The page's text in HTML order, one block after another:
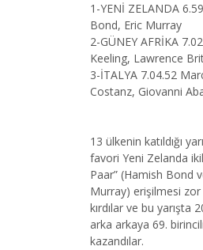
1-YENİ ZELANDA
Bond, Eric Murray
2-GÜNEY AFRİKA
Keeling, Lawrence
3-İTALYA 7.04.52
Costanz, Giovanni
13 ülkenin katıldığı
favori Yeni Zelanda
Paar” (Hamish Bond
Murray) erişilmesi
kırdılar ve bu yarışta
arka arkaya 69.
kazandılar.